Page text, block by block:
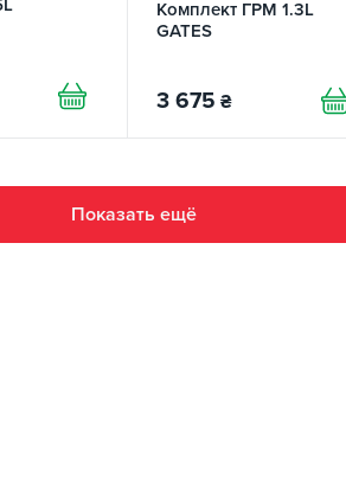
Комплект ГРМ 1.3L
GATES
3 675 ₴
Показать ещё